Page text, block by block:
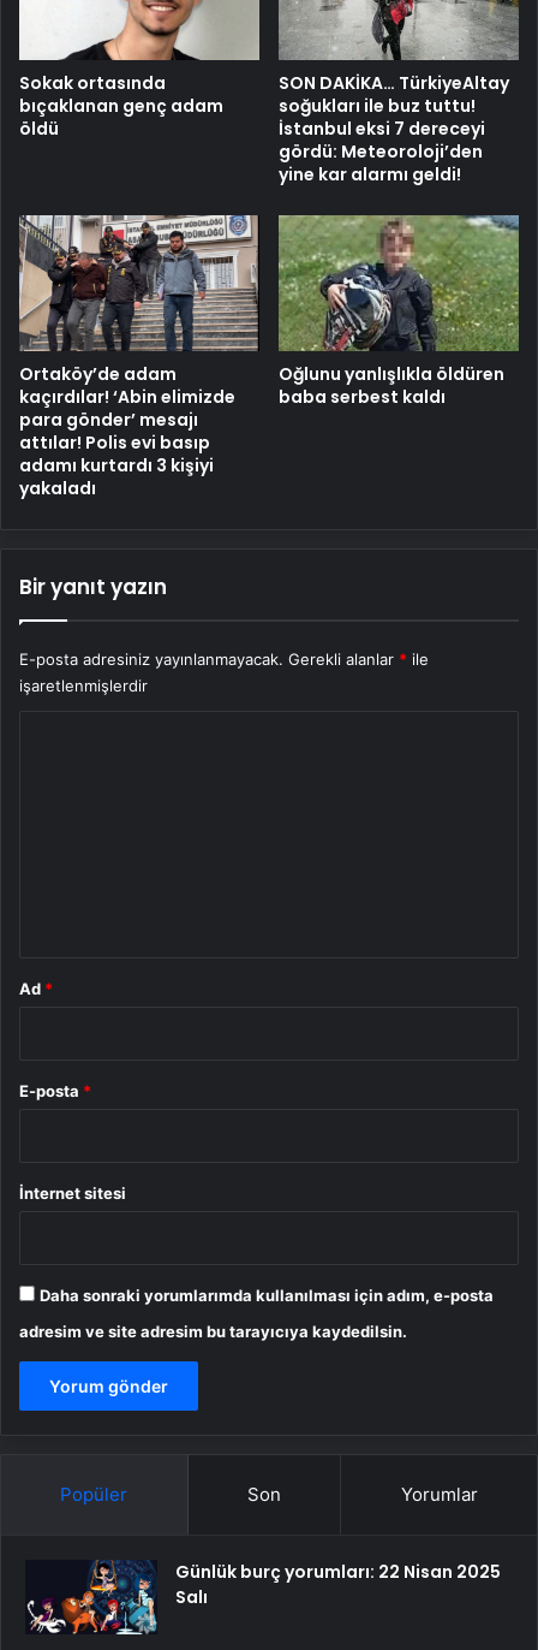
Sokak ortasında
bıçaklanan genç adam
öldü
SON DAKİKA… TürkiyeAltay
soğukları ile buz tuttu!
İstanbul eksi 7 dereceyi
gördü: Meteoroloji’den
yine kar alarmı geldi!
Ortaköy’de adam
kaçırdılar! ‘Abin elimizde
para gönder’ mesajı
attılar! Polis evi basıp
adamı kurtardı 3 kişiyi
yakaladı
Oğlunu yanlışlıkla öldüren
baba serbest kaldı
Bir yanıt yazın
E-posta adresiniz yayınlanmayacak. Gerekli alanlar * ile
işaretlenmişlerdir
Ad *
E-posta *
İnternet sitesi
Daha sonraki yorumlarımda kullanılması için adım, e-posta
adresim ve site adresim bu tarayıcıya kaydedilsin.
Popüler Son Yorumlar
Günlük burç yorumları: 22 Nisan 2025
Salı